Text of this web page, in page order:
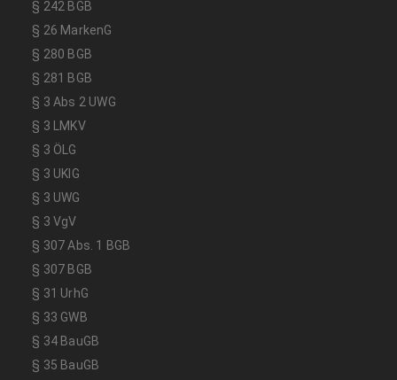
§ 242 BGB
§ 26 MarkenG
§ 280 BGB
§ 281 BGB
§ 3 Abs 2 UWG
§ 3 LMKV
§ 3 ÖLG
§ 3 UKlG
§ 3 UWG
§ 3 VgV
§ 307 Abs. 1 BGB
§ 307 BGB
§ 31 UrhG
§ 33 GWB
§ 34 BauGB
§ 35 BauGB